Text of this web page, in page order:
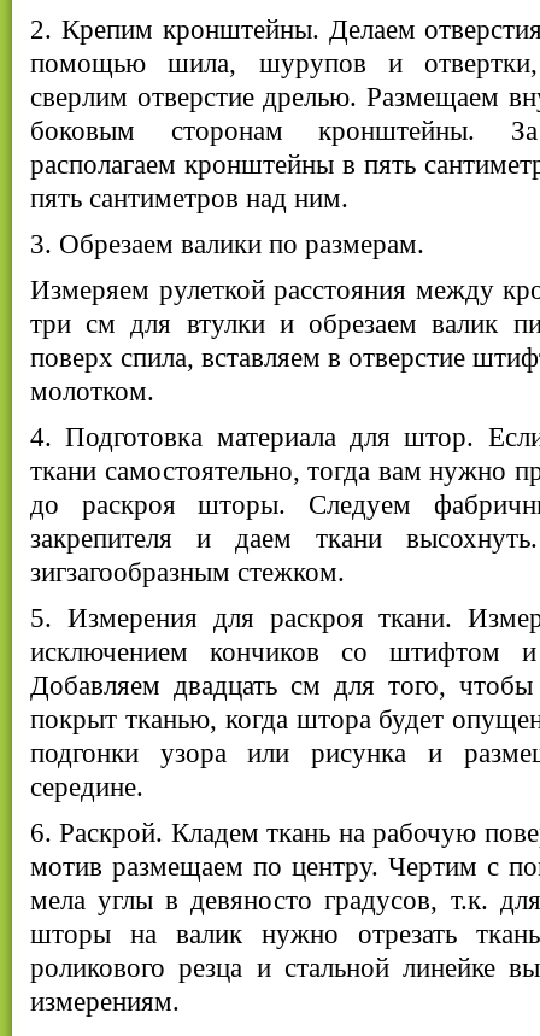
2. Крепим кронштейны. Делаем
помощью шила, шурупов и
сверлим отверстие дрелью. Размещаем
боковым сторонам кронштейны.
располагаем кронштейны в пять
пять сантиметров над ним.
3. Обрезаем валики по размерам.
Измеряем рулеткой расстояния между
три см для втулки и обрезаем валик
поверх спила, вставляем в отверстие
молотком.
4. Подготовка материала для штор.
ткани самостоятельно, тогда вам нужно
до раскроя шторы. Следуем
закрепителя и даем ткани
зигзагообразным стежком.
5. Измерения для раскроя ткани.
исключением кончиков со штифтом
Добавляем двадцать см для того,
покрыт тканью, когда штора будет
подгонки узора или рисунка и
середине.
6. Раскрой. Кладем ткань на рабочую
мотив размещаем по центру. Чертим с
мела углы в девяносто градусов, т.к.
шторы на валик нужно отрезать
роликового резца и стальной линейке
измерениям.